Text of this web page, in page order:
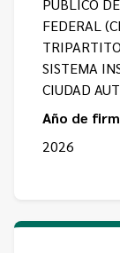
FEDERAL
SISTEMA
CIUDAD
Año de
2026